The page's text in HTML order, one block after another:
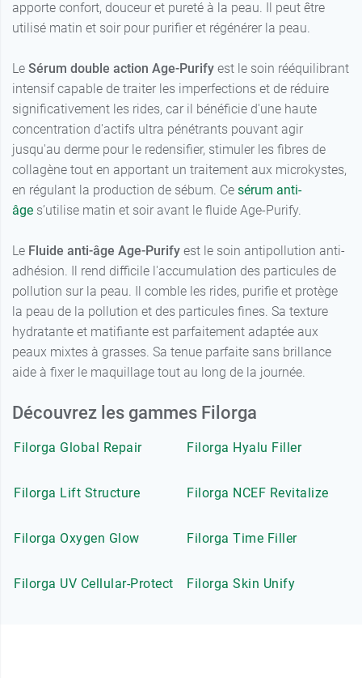
apporte confort, douceur et pureté à la peau. Il peut être
utilisé matin et soir pour purifier et régénérer la peau.
Le Sérum double action Age-Purify est le soin rééquilibrant
intensif capable de traiter les imperfections et de réduire
significativement les rides, car il bénéficie d'une haute
concentration d'actifs ultra pénétrants pouvant agir
jusqu'au derme pour le redensifier, stimuler les fibres de
collagène tout en apportant un traitement aux microkystes,
en régulant la production de sébum. Ce sérum anti-
âge s’utilise matin et soir avant le fluide Age-Purify.
Le Fluide anti-âge Age-Purify est le soin antipollution anti-
adhésion. Il rend difficile l'accumulation des particules de
pollution sur la peau. Il comble les rides, purifie et protège
la peau de la pollution et des particules fines. Sa texture
hydratante et matifiante est parfaitement adaptée aux
peaux mixtes à grasses. Sa tenue parfaite sans brillance
aide à fixer le maquillage tout au long de la journée.
Découvrez les gammes Filorga
Filorga Global Repair Filorga Hyalu Filler
Filorga Lift Structure Filorga NCEF Revitalize
Filorga Oxygen Glow Filorga Time Filler
Filorga UV Cellular-Protect Filorga Skin Unify